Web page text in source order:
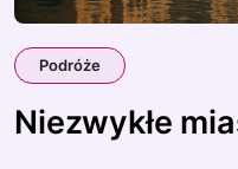
Podróże
Niezwykłe